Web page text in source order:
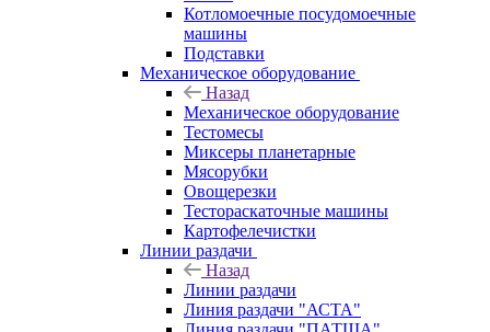
Котломоечные посудомоечные
машины
Подставки
Механическое оборудование
Назад
Механическое оборудование
Тестомесы
Миксеры планетарные
Мясорубки
Овощерезки
Тестораскаточные машины
Картофелечистки
Линии раздачи
Назад
Линии раздачи
Линия раздачи "АСТА"